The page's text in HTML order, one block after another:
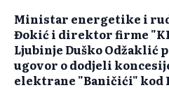
Ministar energetike i
Đokić i direktor firme
Ljubinje Duško Odžaklić
ugovor o dodjeli
elektrane "Baničići" kod